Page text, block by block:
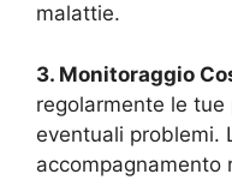
malattie.
3. Monitoraggio
regolarmente le
eventuali problemi.
accompagnamento